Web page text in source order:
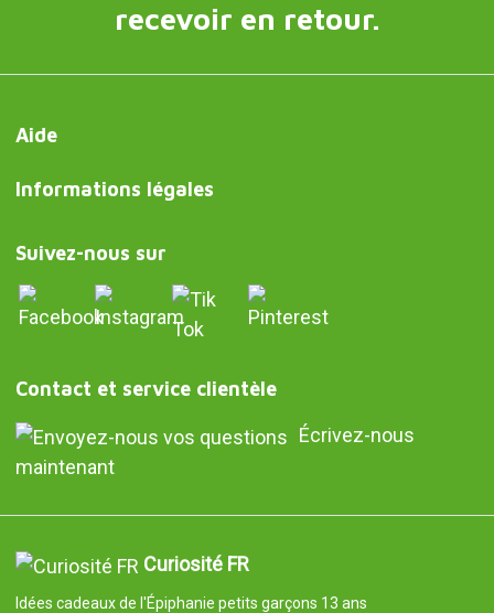
recevoir en retour.
Aide
Informations légales
Suivez-nous sur
Contact et service clientèle
Écrivez-nous
maintenant
Curiosité FR
Idées cadeaux de l'Épiphanie petits garçons 13 ans